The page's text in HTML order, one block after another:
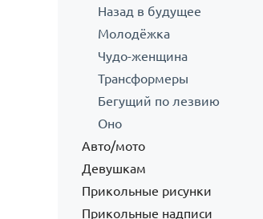
Назад в будущее
Молодёжка
Чудо-женщина
Трансформеры
Бегущий по лезвию
Оно
Авто/мото
Девушкам
Прикольные рисунки
Прикольные надписи